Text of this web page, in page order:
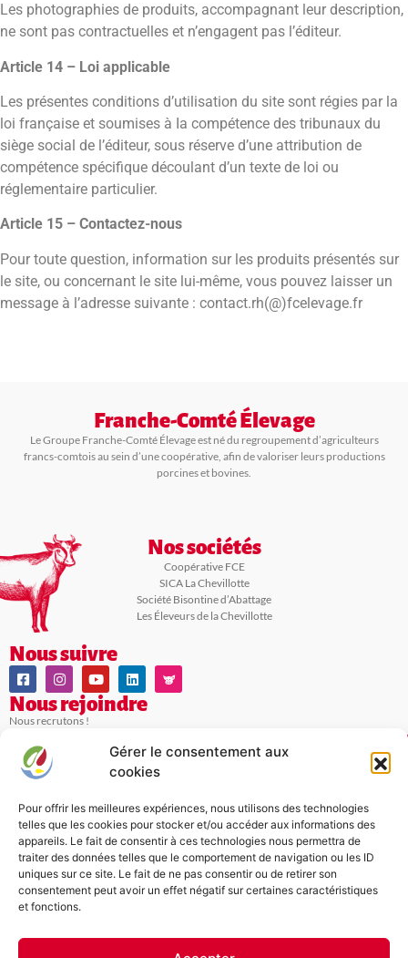
Gérer le consentement aux
cookies
Pour offrir les meilleures expériences, nous utilisons des technologies
telles que les cookies pour stocker et/ou accéder aux informations des
appareils. Le fait de consentir à ces technologies nous permettra de
traiter des données telles que le comportement de navigation ou les ID
uniques sur ce site. Le fait de ne pas consentir ou de retirer son
consentement peut avoir un effet négatif sur certaines caractéristiques
et fonctions.
Les photographies de produits, accompagnant leur description,
ne sont pas contractuelles et n’engagent pas l’éditeur.
Article 14 – Loi applicable
Les présentes conditions d’utilisation du site sont régies par la
loi française et soumises à Ia compétence des tribunaux du
siège social de l’éditeur, sous réserve d’une attribution de
compétence spécifique découlant d’un texte de loi ou
réglementaire particulier.
Article 15 – Contactez-nous
Pour toute question, information sur les produits présentés sur
le site, ou concernant le site lui-même, vous pouvez laisser un
message à l’adresse suivante : contact.rh(@)fcelevage.fr
Franche-Comté Élevage
Le Groupe Franche-Comté Élevage est né du regroupement d’agriculteurs
francs-comtois au sein d’une coopérative, afin de valoriser leurs productions
porcines et bovines.
Nos sociétés
Coopérative FCE
SICA La Chevillotte
Société Bisontine d’Abattage
Les Éleveurs de la Chevillotte
Nous suivre
Nous rejoindre
Nous recrutons !
Nous contacter
Lieu Dit La Cudotte
25620 LA CHEVILLOTTE
03 81 55 70 50
Formulaire de contact en ligne